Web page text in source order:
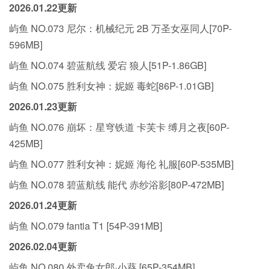
2026.01.22更新
屿鱼 NO.073 尼尔：机械纪元 2B 万圣女巫同人[70P-
596MB]
屿鱼 NO.074 碧蓝航线 爱宕 狼人[51P-1.86GB]
屿鱼 NO.075 胜利女神：妮姬 毒蛇[86P-1.01GB]
2026.01.23更新
屿鱼 NO.076 崩坏：星穹铁道 卡芙卡 缚月之夜[60P-
425MB]
屿鱼 NO.077 胜利女神：妮姬 海伦 礼服[60P-535MB]
屿鱼 NO.078 碧蓝航线 能代 赤纱浴影[80P-472MB]
2026.01.24更新
屿鱼 NO.079 fantia T1 [54P-391MB]
2026.02.04更新